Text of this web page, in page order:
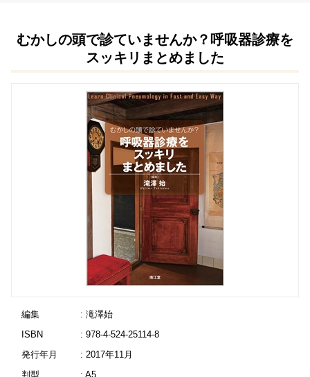
むかしの頭で診ていませんか？呼吸器診療を
スッキリまとめました
編集
: 滝澤始
ISBN
: 978-4-524-25114-8
発行年月
: 2017年11月
判型
: A5